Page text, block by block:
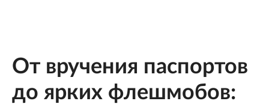
От вручения паспортов
до ярких флешмобов: